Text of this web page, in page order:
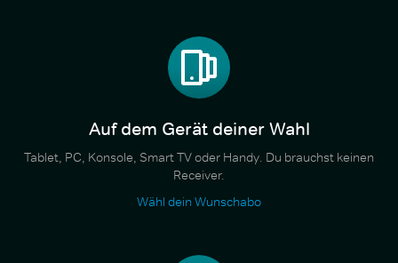
Auf dem Gerät deiner Wahl
Tablet, PC, Konsole, Smart TV oder Handy. Du brauchst keinen
Receiver.
Wähl dein Wunschabo